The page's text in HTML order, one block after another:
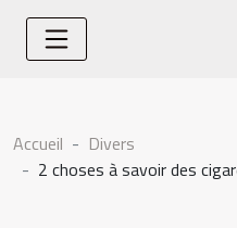
Accueil
Divers
2 choses à savoir des